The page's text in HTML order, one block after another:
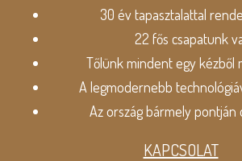
30 év tapasztalattal
22 fős csapatunk
Tőlünk mindent egy kézből
A legmodernebb
Az ország bármely pontján
KAPCSOLAT